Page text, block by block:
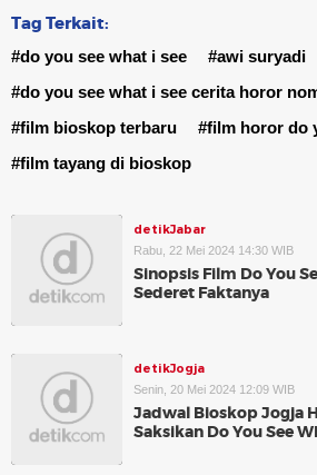
Tag Terkait:
#do you see what i see
#awi suryadi
#do you see what i see cerita horor
#film bioskop terbaru
#film horor do
#film tayang di bioskop
detikJabar
Rabu, 22 Mei 2024 14:30 WIB
Sinopsis Film Do You
Sederet Faktanya
detikJogja
Senin, 20 Mei 2024 12:09 WIB
Jadwal Bioskop Jogja
Saksikan Do You See